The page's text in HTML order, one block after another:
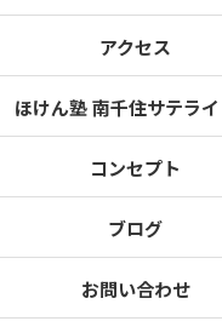
アクセス
ほけん塾 南千住サテラ
コンセプト
ブログ
お問い合わせ